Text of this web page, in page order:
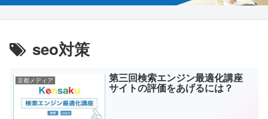
seo対策
京都メディア 第三回検索エンジン最適化講座
サイトの評価をあげるには？